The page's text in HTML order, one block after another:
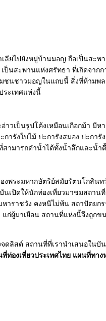
ยไปยังหมู่บ้านมอญ ถือเป็นสะพ
นสะพานแห่งศรัทธา ที่เกิดจาก
นชาวมอญในแถบนี้ สิ่งที่ห้ามพล
ะเทศแห่งนี้
วเป็นรูปโค้งเหมือนเกือกม้า มีห
การังใบไม้ ปะการังสมอง ปะกา
สามารถดำน้ำได้ทั้งน้ำลึกและน้ำ
งพระมหากษัตริย์สมัยรัตนโกสิน
เปิดให้นักท่องเที่ยวมาชมสถา
ราชวัง คงหนีไม่พ้น สถาปัตยก
ก่ผู้มาเยือน สถานที่แห่งนี้จึงถูกข
ดลิสต์ สถานที่ที่เรานำเสนอใน
ท่องเที่ยวประเทศไท ผนที่ทาง